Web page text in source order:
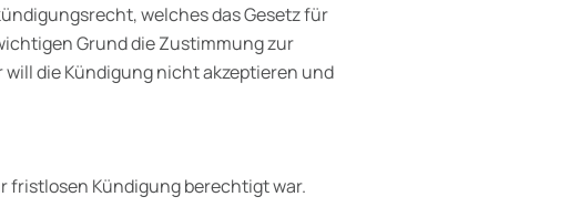
welches das Gesetz für
Grund die Zustimmung zur
die Kündigung nicht akzeptieren und
fristlosen Kündigung berechtigt war.